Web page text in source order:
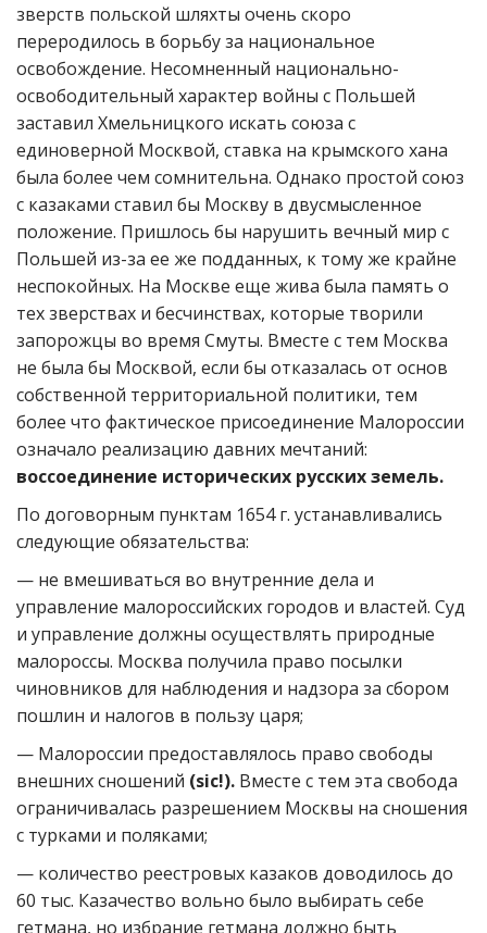
зверств польской шляхты очень скоро
переродилось в борьбу за национальное
освобождение. Несомненный национально-
освободительный характер войны с Польшей
заставил Хмельницкого искать союза с
единоверной Москвой, ставка на крымского хана
была более чем сомнительна. Однако простой союз
с казаками ставил бы Москву в двусмысленное
положение. Пришлось бы нарушить вечный мир с
Польшей из-за ее же подданных, к тому же крайне
неспокойных. На Москве еще жива была память о
тех зверствах и бесчинствах, которые творили
запорожцы во время Смуты. Вместе с тем Москва
не была бы Москвой, если бы отказалась от основ
собственной территориальной политики, тем
более что фактическое присоединение Малороссии
означало реализацию давних мечтаний:
воссоединение исторических русских земель.
По договорным пунктам 1654 г. устанавливались
следующие обязательства:
— не вмешиваться во внутренние дела и
управление малороссийских городов и властей. Суд
и управление должны осуществлять природные
малороссы. Москва получила право посылки
чиновников для наблюдения и надзора за сбором
пошлин и налогов в пользу царя;
— Малороссии предоставлялось право свободы
внешних сношений (sic!). Вместе с тем эта свобода
ограничивалась разрешением Москвы на сношения
с турками и поляками;
— количество реестровых казаков доводилось до
60 тыс. Казачество вольно было выбирать себе
гетмана, но избрание гетмана должно быть